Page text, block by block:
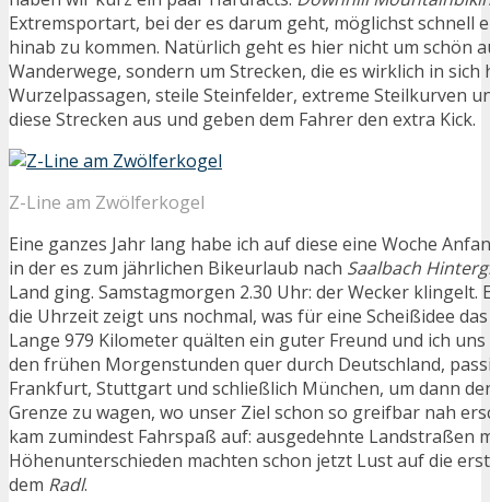
Extremsportart, bei der es darum geht, möglichst schnell
hinab zu kommen. Natürlich geht es hier nicht um schön
Wanderwege, sondern um Strecken, die es wirklich in sich
Wurzelpassagen, steile Steinfelder, extreme Steilkurven
diese Strecken aus und geben dem Fahrer den extra Kick.
Z-Line am Zwölferkogel
Eine ganzes Jahr lang habe ich auf diese eine Woche
in der es zum jährlichen Bikeurlaub nach Saalbach
Land ging. Samstagmorgen 2.30 Uhr: der Wecker klingelt.
die Uhrzeit zeigt uns nochmal, was für eine Scheißidee
Lange 979 Kilometer quälten ein guter Freund und ich
den frühen Morgenstunden quer durch Deutschland,
Frankfurt, Stuttgart und schließlich München, um dann
Grenze zu wagen, wo unser Ziel schon so greifbar nah
kam zumindest Fahrspaß auf: ausgedehnte Landstraßen
Höhenunterschieden machten schon jetzt Lust auf die
dem Radl.